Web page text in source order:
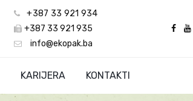
+387 33 921 934
+387 33 921 935
info@ekopak.ba
KARIJERA KONTAKTI